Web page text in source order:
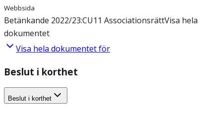
Webbsida
Betänkande 2022/23:CU11 AssociationsrättVisa hela
dokumentet
Visa hela dokumentet för
Beslut i korthet
Beslut i korthet